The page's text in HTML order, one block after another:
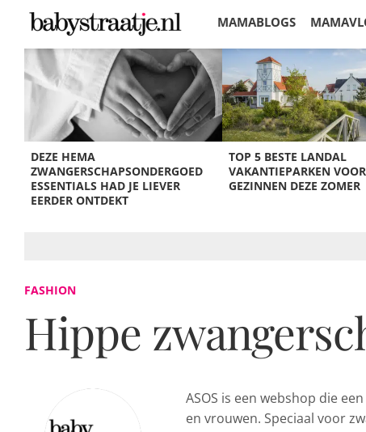
MAMABLOGS
KORTINGEN
DEZE HEMA
ZWANGERSCHAPSONDERGOED
ESSENTIALS HAD JE LIEVER
EERDER ONTDEKT
TOP 5 BESTE LANDAL
VAKANTIEPARKEN VOOR
GEZINNEN DEZE ZOMER
FASHION
Hippe
ASOS is een webshop die
en vrouwen. Speciaal voor